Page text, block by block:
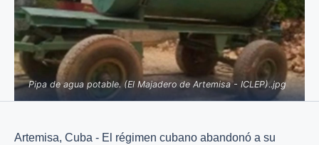
Pipa de agua potable. (El Majadero de Artemisa - ICLEP)..jpg
Artemisa, Cuba - El régimen cubano abandonó a su